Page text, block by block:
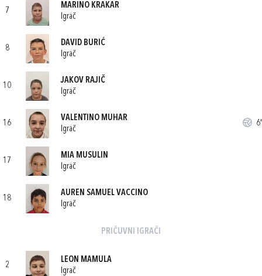
7
MARINO KRAKAR
Igrač
8
DAVID BURIĆ
Igrač
10
JAKOV RAJIČ
Igrač
16
VALENTINO MUHAR
Igrač
6'
17
MIA MUSULIN
Igrač
18
AUREN SAMUEL VACCINO
Igrač
PRIČUVNI IGRAČI
2
LEON MAMULA
Igrač